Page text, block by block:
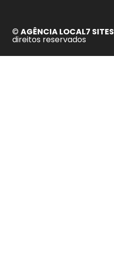
© AGÊNCIA LOCAL7 SITES
direitos reservados